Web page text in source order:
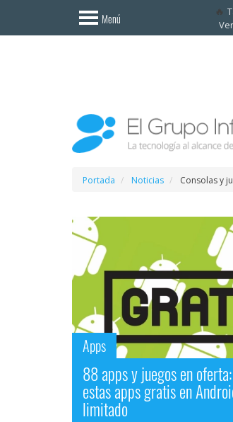
Menú
sesión /
Portada Noticias Consolas y
Apps
88 apps y juegos en
estas apps gratis en
limitado